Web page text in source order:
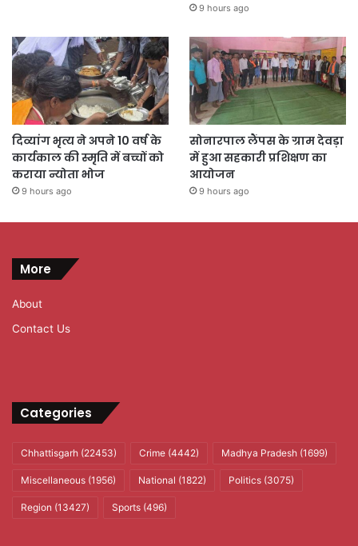
9 hours ago
दिव्यांग भृत्य ने अपने 10 वर्ष के
कार्यकाल की स्मृति में बच्चों को
कराया न्योता भोज
9 hours ago
सोनारपाल लैंपस के ग्राम देवड़ा
में हुआ सहकारी प्रशिक्षण का
आयोजन
9 hours ago
More
About
Contact Us
Categories
Chhattisgarh (22453) Crime (4442) Madhya Pradesh (1699)
Miscellaneous (1956) National (1822) Politics (3075)
Region (13427) Sports (496)